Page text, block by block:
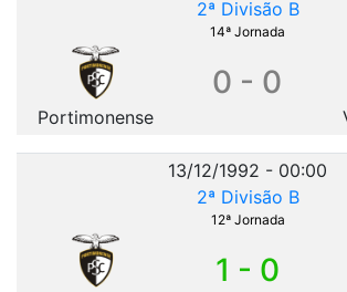
2ª Divisão B
14ª Jornada
Portimonense
0 - 0
13/12/1992 - 00:00
2ª Divisão B
12ª Jornada
1 - 0